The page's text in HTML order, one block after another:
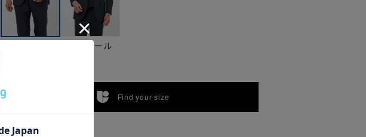
チャコール
Find your size